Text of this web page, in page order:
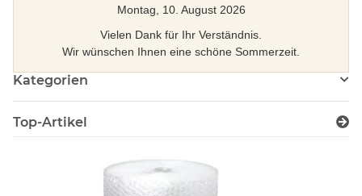
Montag, 10. August 2026
Vielen Dank für Ihr Verständnis.
Wir wünschen Ihnen eine schöne Sommerzeit.
Kategorien
Top-Artikel